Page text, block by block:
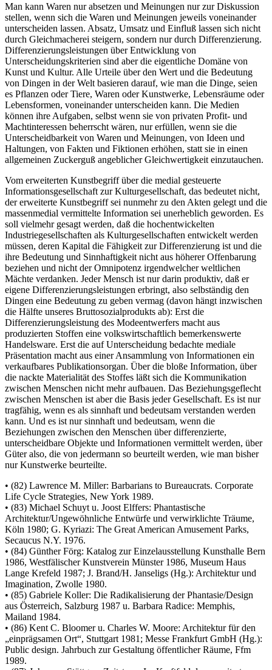
Man kann Waren nur absetzen und Meinungen nur zur Diskussion
stellen, wenn sich die Waren und Meinungen jeweils voneinander
unterscheiden lassen. Absatz, Umsatz und Einfluß lassen sich nicht
durch Gleichmacherei steigern, sondern nur durch Differenzierung.
Differenzierungsleistungen über Entwicklung von
Unterscheidungskriterien sind aber die eigentliche Domäne von
Kunst und Kultur. Alle Urteile über den Wert und die Bedeutung
von Dingen in der Welt basieren darauf, wie man die Dinge, seien
es Pflanzen oder Tiere, Waren oder Kunstwerke, Lebensräume oder
Lebensformen, voneinander unterscheiden kann. Die Medien
können ihre Aufgaben, selbst wenn sie von privaten Profit- und
Machtinteressen beherrscht wären, nur erfüllen, wenn sie die
Unterscheidbarkeit von Waren und Meinungen, von Ideen und
Haltungen, von Fakten und Fiktionen erhöhen, statt sie in einen
allgemeinen Zuckerguß angeblicher Gleichwertigkeit einzutauchen.
Vom erweiterten Kunstbegriff über die medial gesteuerte
Informationsgesellschaft zur Kulturgesellschaft, das bedeutet nicht,
der erweiterte Kunstbegriff sei nunmehr zu den Akten gelegt und die
massenmedial vermittelte Information sei unerheblich geworden. Es
soll vielmehr gesagt werden, daß die hochentwickelten
Industriegesellschaften als Kulturgesellschaften entwickelt werden
müssen, deren Kapital die Fähigkeit zur Differenzierung ist und die
ihre Bedeutung und Sinnhaftigkeit nicht aus höherer Offenbarung
beziehen und nicht der Omnipotenz irgendwelcher weltlichen
Mächte verdanken. Jeder Mensch ist nur darin produktiv, daß er
eigene Differenzierungsleistungen erbringt, also selbständig den
Dingen eine Bedeutung zu geben vermag (davon hängt inzwischen
die Hälfte unseres Bruttosozialprodukts ab): Erst die
Differenzierungsleistung des Modeentwerfers macht aus
produzierten Stoffen eine volkswirtschaftlich bemerkenswerte
Handelsware. Erst die auf Unterscheidung bedachte mediale
Präsentation macht aus einer Ansammlung von Informationen ein
verkaufbares Publikationsorgan. Über die bloße Information, über
die nackte Materialität des Stoffes läßt sich die Kommunikation
zwischen Menschen nicht mehr aufbauen. Das Beziehungsgeflecht
zwischen Menschen ist aber die Basis jeder Gesellschaft. Es ist nur
tragfähig, wenn es als sinnhaft und bedeutsam verstanden werden
kann. Und es ist nur sinnhaft und bedeutsam, wenn die
Beziehungen zwischen den Menschen über differenzierte,
unterscheidbare Objekte und Informationen vermittelt werden, über
Güter also, die von jedermann so beurteilt werden, wie man bisher
nur Kunstwerke beurteilte.
• (82) Lawrence M. Miller: Barbarians to Bureaucrats. Corporate
Life Cycle Strategies, New York 1989.
• (83) Michael Schuyt u. Joost Elffers: Phantastische
Architektur/Ungewöhnliche Entwürfe und verwirklichte Träume,
Köln 1980; G. Kyriazi: The Great American Amusement Parks,
Secaucus N.Y. 1976.
• (84) Günther Förg: Katalog zur Einzelausstellung Kunsthalle Bern
1986, Westfälischer Kunstverein Münster 1986, Museum Haus
Lange Krefeld 1987; J. Brand/H. Janseligs (Hg.): Architektur und
Imagination, Zwolle 1980.
• (85) Gabriele Koller: Die Radikalisierung der Phantasie/Design
aus Österreich, Salzburg 1987 u. Barbara Radice: Memphis,
Mailand 1984.
• (86) Kent C. Bloomer u. Charles W. Moore: Architektur für den
„einprägsamen Ort“, Stuttgart 1981; Messe Frankfurt GmbH (Hg.):
Public design. Jahrbuch zur Gestaltung öffentlicher Räume, Ffm
1989.